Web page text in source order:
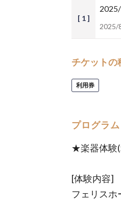
[ 1 ]
2025/
チケットの
利用券
プログラム
★楽器体験
[体験内容]
フェリスホ